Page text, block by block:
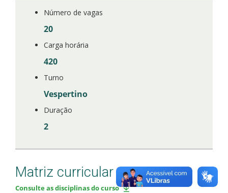
Número de vagas
20
Carga horária
420
Turno
Vespertino
Duração
2
Matriz curricular
Consulte as disciplinas do curso